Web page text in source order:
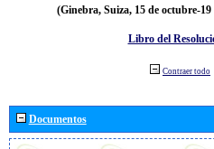
(Ginebra, Suiza, 15 de octubre-19
Libro del
Contraer todo
Documentos